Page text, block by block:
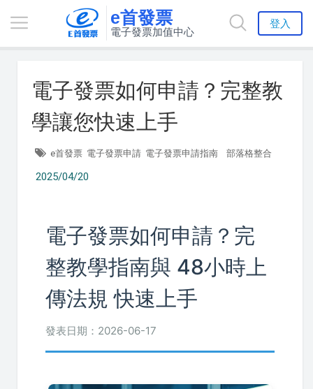
e首發票
電子發票加值中心
登入
電子發票如何申請？完整教
學讓您快速上手
e首發票 電子發票申請 電子發票申請指南 部落格整合
2025/04/20
電子發票如何申請？完
整教學指南與 48小時上
傳法規 快速上手
發表日期：2026-06-17